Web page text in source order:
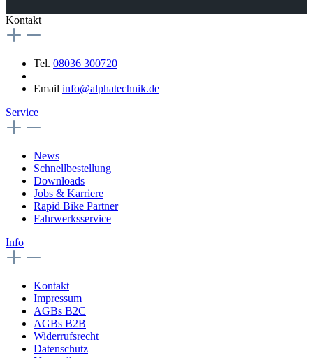
Kontakt
Tel. 08036 300720
Email info@alphatechnik.de
Service
News
Schnellbestellung
Downloads
Jobs & Karriere
Rapid Bike Partner
Fahrwerksservice
Info
Kontakt
Impressum
AGBs B2C
AGBs B2B
Widerrufsrecht
Datenschutz